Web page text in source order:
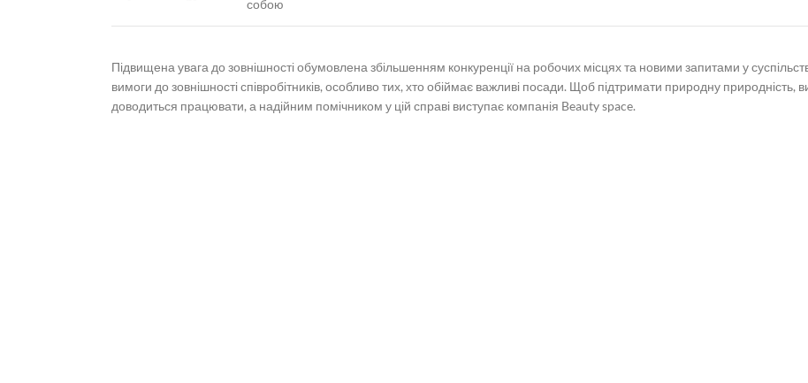
собою
Підвищена увага до зовнішності обумовлена збільшенням конкуренції на робочих місцях та новими запитами у
вимоги до зовнішності співробітників, особливо тих, хто обіймає важливі посади. Щоб підтримати природну природність,
доводиться працювати, а надійним помічником у цій справі виступає компанія Beauty space.